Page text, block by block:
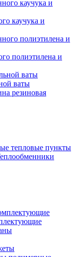
каучука и
полиэтилена и
ваты
резиновая
тепловые пункты